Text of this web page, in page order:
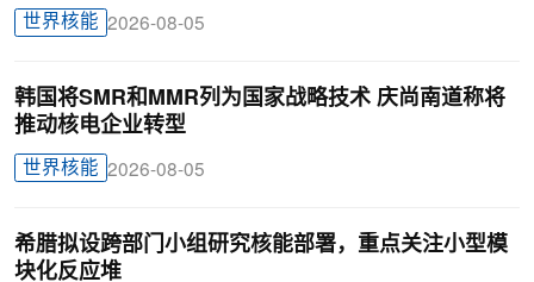
世界核能 2026-08-05
韩国将SMR和MMR列为国家战略技术 庆尚南道称将
推动核电企业转型
世界核能 2026-08-05
希腊拟设跨部门小组研究核能部署，重点关注小型模
块化反应堆